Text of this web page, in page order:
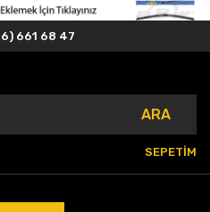
661 68 47
ARA
SEPETİM